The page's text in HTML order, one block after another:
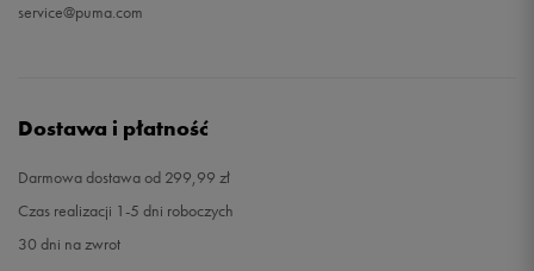
service@puma.com
Dostawa i płatność
Darmowa dostawa od 299,99 zł
Czas realizacji 1-5 dni roboczych
30 dni na zwrot